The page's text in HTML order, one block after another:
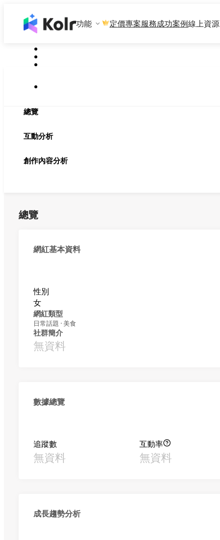
功能 定價專案服務成功案例線上資源
總覽
互動分析
創作內容分析
總覽
網紅基本資料
性別
女
網紅類型
日常話題 · 美食
社群簡介
無資料
數據總覽
追蹤數
無資料
互動率
無資料
成長趨勢分析